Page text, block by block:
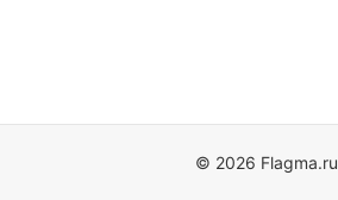
© 2026 Flagma.ru